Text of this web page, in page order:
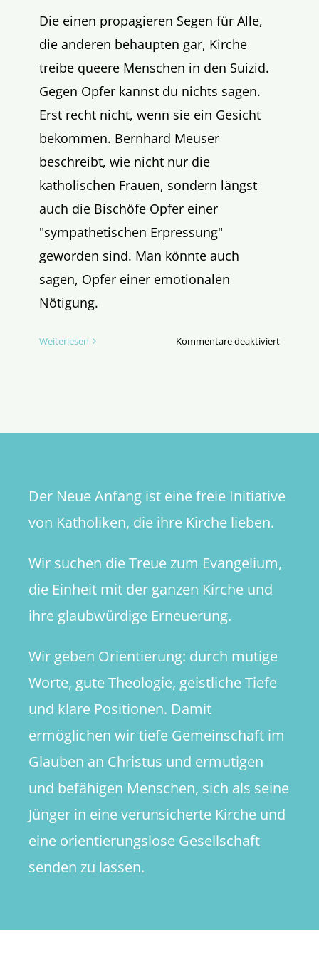
Die einen propagieren Segen für Alle,
die anderen behaupten gar, Kirche
treibe queere Menschen in den Suizid.
Gegen Opfer kannst du nichts sagen.
Erst recht nicht, wenn sie ein Gesicht
bekommen. Bernhard Meuser
beschreibt, wie nicht nur die
katholischen Frauen, sondern längst
auch die Bischöfe Opfer einer
"sympathetischen Erpressung"
geworden sind. Man könnte auch
sagen, Opfer einer emotionalen
Nötigung.
Weiterlesen Kommentare deaktiviertfür
Der Neue Anfang ist eine freie Initiative
von Katholiken, die ihre Kirche lieben.
Wir suchen die Treue zum Evangelium,
die Einheit mit der ganzen Kirche und
ihre glaubwürdige Erneuerung.
Wir geben Orientierung: durch mutige
Worte, gute Theologie, geistliche Tiefe
und klare Positionen. Damit
ermöglichen wir tiefe Gemeinschaft im
Glauben an Christus und ermutigen
und befähigen Menschen, sich als seine
Jünger in eine verunsicherte Kirche und
eine orientierungslose Gesellschaft
senden zu lassen.